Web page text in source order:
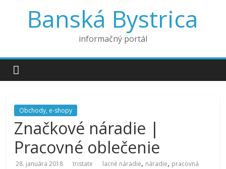
Banská Bystrica
informačný portál
Obchody, e-shopy
Značkové náradie |
Pracovné oblečenie
28. januára 2018 tristate lacné náradie, náradie, pracovná